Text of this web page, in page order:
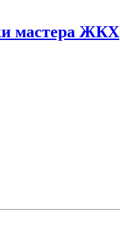
мастера ЖКХ